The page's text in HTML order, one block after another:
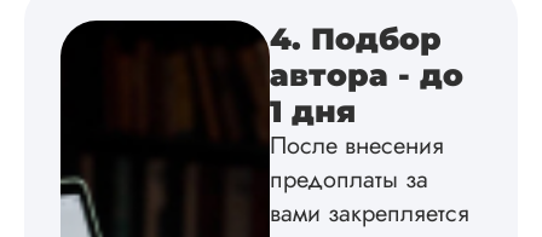
соответствии с
Взаимодействие с
клиентами
по всем вопросам.
Благодарен.
4. Подбор
автора - до
1 дня
После внесения
предоплаты за
вами закрепляется